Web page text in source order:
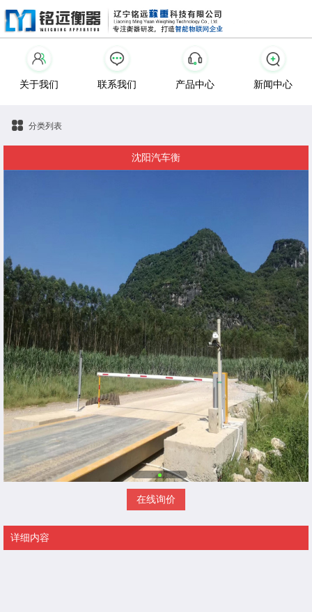
关于我们 联系我们 产品中心 新闻中心
分类列表
沈阳汽车衡
在线询价
详细内容